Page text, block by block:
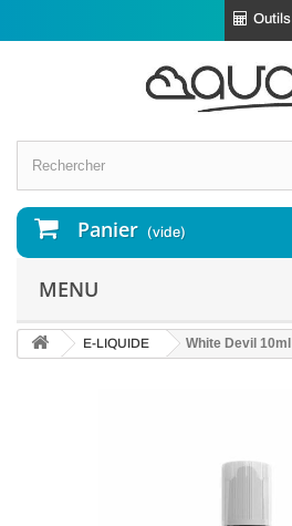
Outils
Panier (vide)
MENU
E-LIQUIDE White Devil 10ml